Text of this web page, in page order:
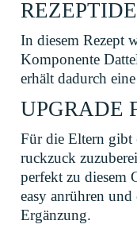
In diesem Rezept
Komponente
erhält dadurch
UPGRADE
Für die Eltern gibt
ruckzuck
perfekt zu diesem
easy anrühren
Ergänzung.